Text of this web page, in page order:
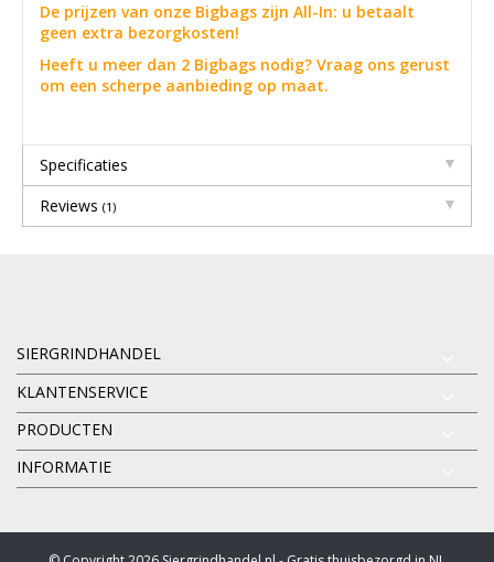
De prijzen van onze Bigbags zijn All-In: u betaalt
geen extra bezorgkosten!
Heeft u meer dan 2 Bigbags nodig? Vraag ons gerust
om een scherpe aanbieding op maat.
Specificaties
Reviews (1)
SIERGRINDHANDEL
KLANTENSERVICE
PRODUCTEN
INFORMATIE